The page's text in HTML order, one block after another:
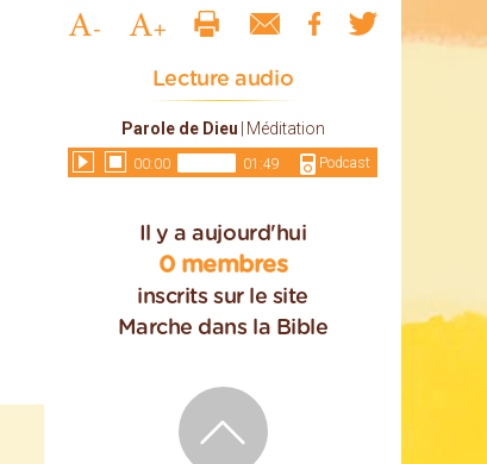
Lecture audio
Parole de Dieu Méditation
00:00 01:49 Podcast
Il y a aujourd'hui
0 membres
inscrits sur le site
Marche dans la Bible